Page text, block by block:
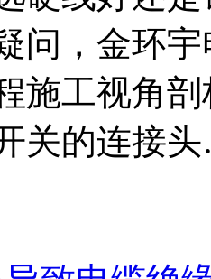
问，金环
施工视角
关的连接